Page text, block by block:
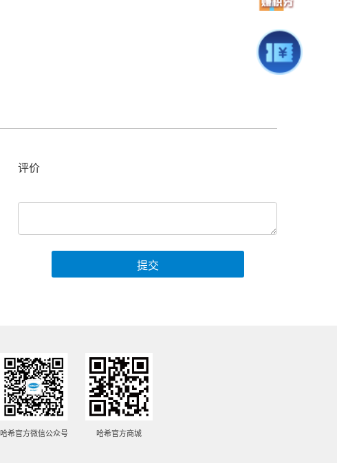
评价
提交
哈希官方微信公众号 哈希官方商城